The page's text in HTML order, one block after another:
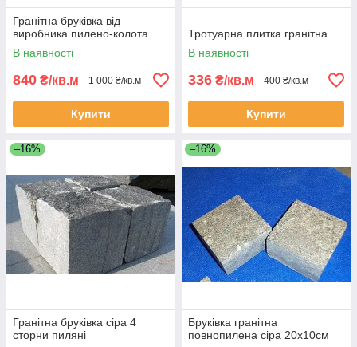
Гранітна бруківка від
виробника пилено-колота
В наявності
840 ₴/кв.м 1 000 ₴/кв.м
Купити
Тротуарна плитка гранітна
В наявності
336 ₴/кв.м 400 ₴/кв.м
Купити
–16%
Гранітна бруківка сіра 4
сторни пиляні
–16%
Бруківка гранітна
повнопилена сіра 20х10см